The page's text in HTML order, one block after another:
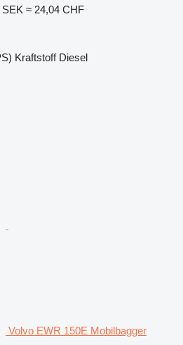
SEK ≈ 24,04 CHF
Kraftstoff Diesel
Volvo EWR 150E Mobilbagger